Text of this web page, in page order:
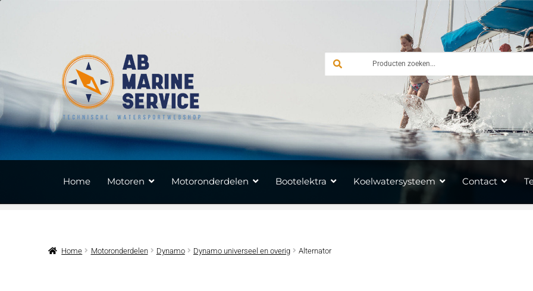
navigatie
inhoud
Home Motoren Motoronderdelen Bootelektra Koelwatersysteem Contact
Home Motoronderdelen Dynamo Dynamo universeel en overig Alternator